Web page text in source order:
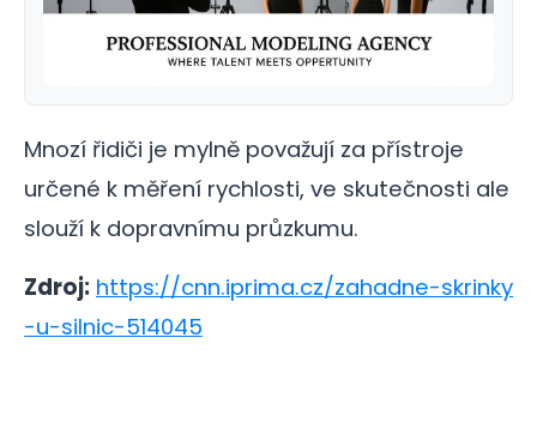
Mnozí řidiči je mylně považují za přístroje
určené k měření rychlosti, ve skutečnosti ale
slouží k dopravnímu průzkumu.
Zdroj: https://cnn.iprima.cz/zahadne-skrinky
-u-silnic-514045